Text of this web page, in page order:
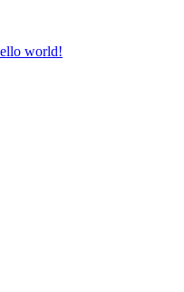
world!